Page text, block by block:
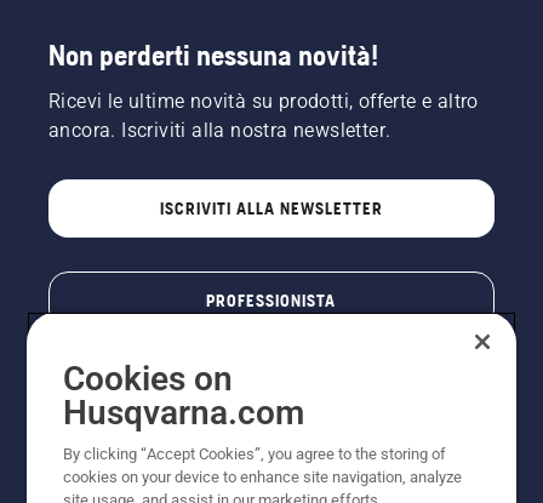
Non perderti nessuna novità!
Ricevi le ultime novità su prodotti, offerte e altro
ancora. Iscriviti alla nostra newsletter.
ISCRIVITI ALLA NEWSLETTER
PROFESSIONISTA
Cookies on
Husqvarna.com
By clicking “Accept Cookies”, you agree to the storing of
cookies on your device to enhance site navigation, analyze